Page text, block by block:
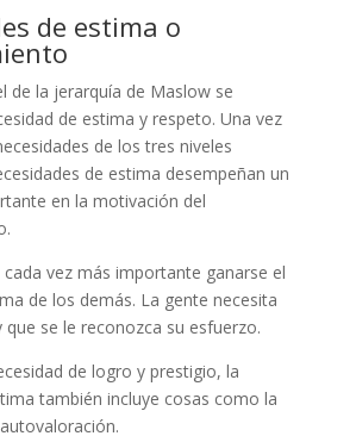
de estima o
de la jerarquía de Maslow se
de estima y respeto. Una vez
de los tres niveles
de estima desempeñan un
en la motivación del
cada vez más importante ganarse el
de los demás. La gente necesita
que se le reconozca su esfuerzo.
de logro y prestigio, la
también incluye cosas como la